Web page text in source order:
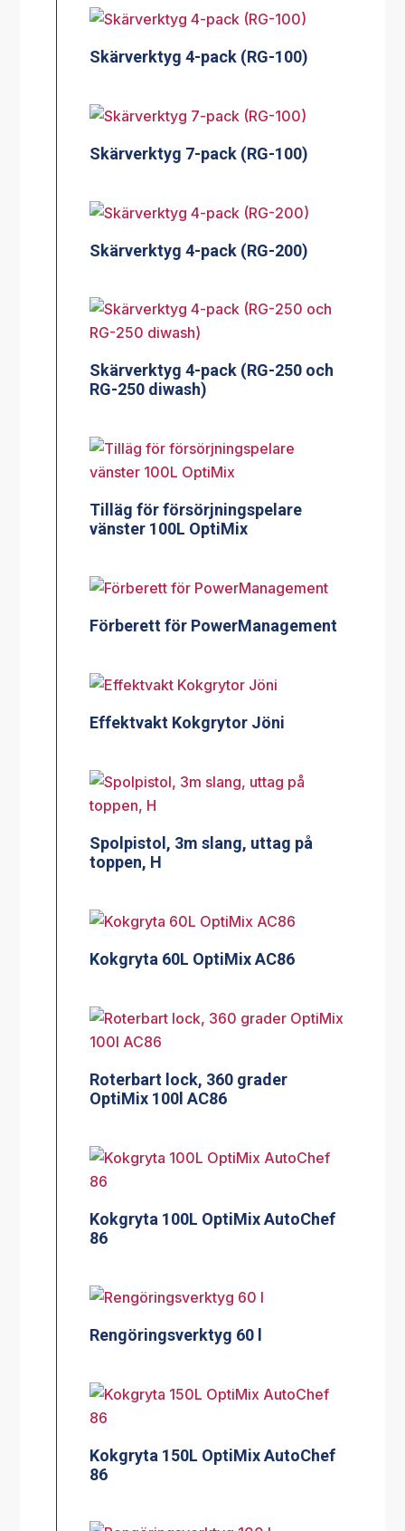
Skärverktyg 4-pack (RG-100)
Skärverktyg 7-pack (RG-100)
Skärverktyg 4-pack (RG-200)
Skärverktyg 4-pack (RG-250 och
RG-250 diwash)
Tilläg för försörjningspelare
vänster 100L OptiMix
Förberett för PowerManagement
Effektvakt Kokgrytor Jöni
Spolpistol, 3m slang, uttag på
toppen, H
Kokgryta 60L OptiMix AC86
Roterbart lock, 360 grader
OptiMix 100l AC86
Kokgryta 100L OptiMix AutoChef
86
Rengöringsverktyg 60 l
Kokgryta 150L OptiMix AutoChef
86